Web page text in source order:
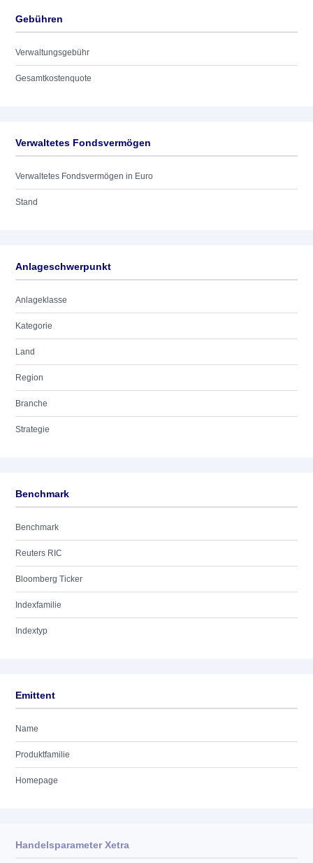
Gebühren
Verwaltungsgebühr
Gesamtkostenquote
Verwaltetes Fondsvermögen
Verwaltetes Fondsvermögen in Euro
Stand
Anlageschwerpunkt
Anlageklasse
Kategorie
Land
Region
Branche
Strategie
Benchmark
Benchmark
Reuters RIC
Bloomberg Ticker
Indexfamilie
Indextyp
Emittent
Name
Produktfamilie
Homepage
Handelsparameter Xetra